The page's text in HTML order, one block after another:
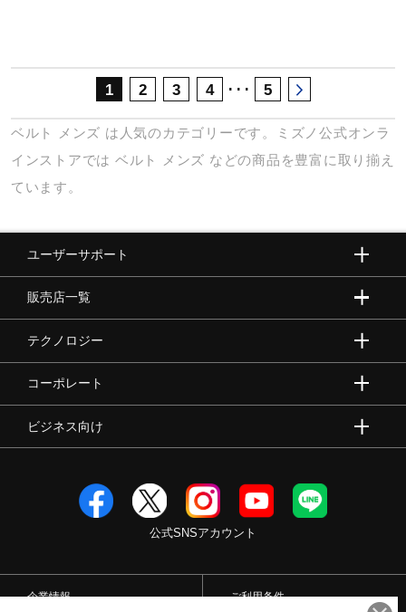
1 2 3 4 ･･･ 5
ベルト メンズ は人気のカテゴリーです。ミズノ公式オンラ
インストアでは ベルト メンズ などの商品を豊富に取り揃え
ています。
ユーザーサポート
販売店一覧
テクノロジー
コーポレート
ビジネス向け
公式SNSアカウント
企業情報 ご利用条件